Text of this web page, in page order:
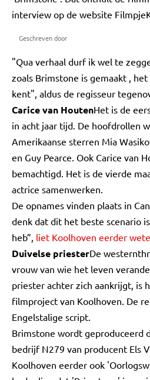
interview op de website
Geschreven door
"Qua verhaal durf ik wel te
zoals Brimstone is gemaakt ,
kent", aldus de regisseur
Carice van HoutenHet is de
in acht jaar tijd. De hoofdrollen
Amerikaanse sterren Mia
en Guy Pearce. Ook Carice van
bemachtigd. Het is de vierde
actrice samenwerken.
De opnames vinden plaats in
denk dat dit het beste scenario
heb”, liet Koolhoven eerder
Duivelse priesterDe
vrouw van wie het leven
priester achter zich aankrijgt, is
filmproject van Koolhoven. De
Engelstalige script.
Brimstone wordt geproduceerd
bedrijf N279 van producent Els
Koolhoven eerder ook